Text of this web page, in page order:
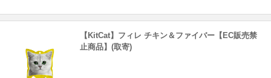
【KitCat】フィレ チキン＆ファイバー【EC販売禁
止商品】(取寄)